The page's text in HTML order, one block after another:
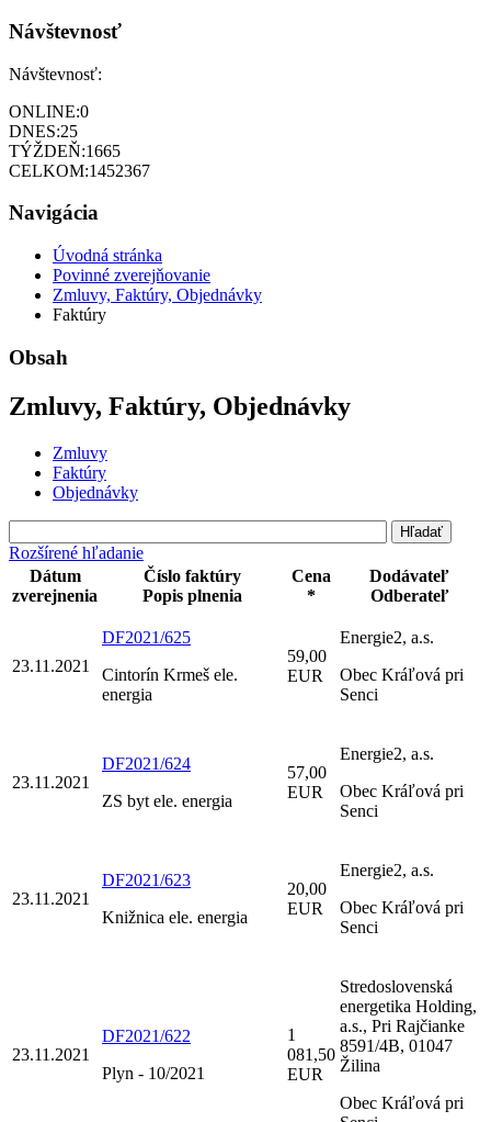
Návštevnosť
Návštevnosť:
ONLINE:0
DNES:25
TÝŽDEŇ:1665
CELKOM:1452367
Navigácia
Úvodná stránka
Povinné zverejňovanie
Zmluvy, Faktúry, Objednávky
Faktúry
Obsah
Zmluvy, Faktúry, Objednávky
Zmluvy
Faktúry
Objednávky
Rozšírené hľadanie
Dátum
zverejnenia
Číslo faktúry
Popis plnenia
Cena
*
Dodávateľ
Odberateľ
23.11.2021
DF2021/625
Cintorín Krmeš ele.
energia
59,00
EUR
Energie2, a.s.
Obec Kráľová pri
Senci
23.11.2021
DF2021/624
ZS byt ele. energia
57,00
EUR
Energie2, a.s.
Obec Kráľová pri
Senci
23.11.2021
DF2021/623
Knižnica ele. energia
20,00
EUR
Energie2, a.s.
Obec Kráľová pri
Senci
23.11.2021
DF2021/622
Plyn - 10/2021
1
081,50
EUR
Stredoslovenská
energetika Holding,
a.s., Pri Rajčianke
8591/4B, 01047
Žilina
Obec Kráľová pri